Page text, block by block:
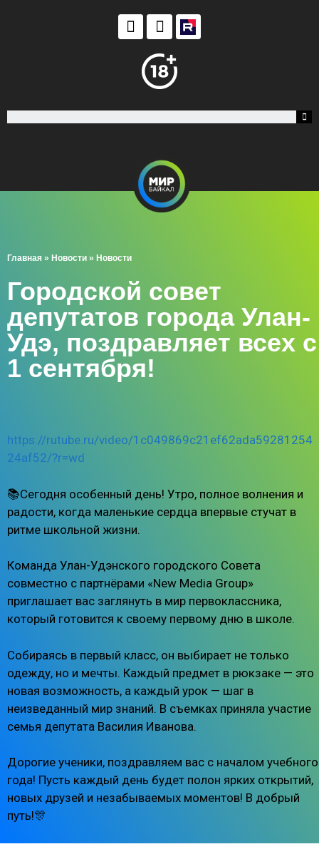
Главная » Новости » Новости
Городской совет
депутатов города Улан-
Удэ, поздравляет всех с
1 сентября!
https://rutube.ru/video/1c049869c21ef62ada59281254
24af52/?r=wd
📚Сегодня особенный день! Утро, полное волнения и
радости, когда маленькие сердца впервые стучат в
ритме школьной жизни.
Команда Улан-Удэнского городского Совета
совместно с партнёрами «New Media Group»
приглашает вас заглянуть в мир первоклассника,
который готовится к своему первому дню в школе.
Собираясь в первый класс, он выбирает не только
одежду, но и мечты. Каждый предмет в рюкзаке — это
новая возможность, а каждый урок — шаг в
неизведанный мир знаний. В съемках приняла участие
семья депутата Василия Иванова.
Дорогие ученики, поздравляем вас с началом учебного
года! Пусть каждый день будет полон ярких открытий,
новых друзей и незабываемых моментов! В добрый
путь!🎊